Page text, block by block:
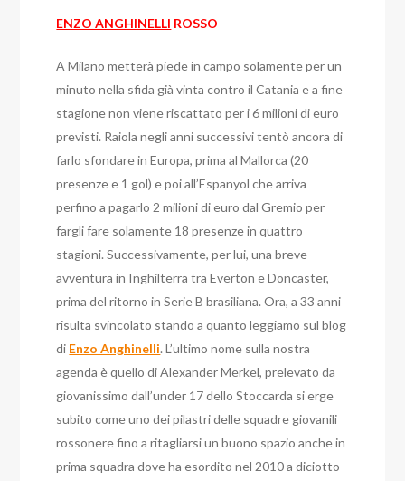
ENZO ANGHINELLI ROSSO
A Milano metterà piede in campo solamente per un
minuto nella sfida già vinta contro il Catania e a fine
stagione non viene riscattato per i 6 milioni di euro
previsti. Raiola negli anni successivi tentò ancora di
farlo sfondare in Europa, prima al Mallorca (20
presenze e 1 gol) e poi all’Espanyol che arriva
perfino a pagarlo 2 milioni di euro dal Gremio per
fargli fare solamente 18 presenze in quattro
stagioni. Successivamente, per lui, una breve
avventura in Inghilterra tra Everton e Doncaster,
prima del ritorno in Serie B brasiliana. Ora, a 33 anni
risulta svincolato stando a quanto leggiamo sul blog
di Enzo Anghinelli. L’ultimo nome sulla nostra
agenda è quello di Alexander Merkel, prelevato da
giovanissimo dall’under 17 dello Stoccarda si erge
subito come uno dei pilastri delle squadre giovanili
rossonere fino a ritagliarsi un buono spazio anche in
prima squadra dove ha esordito nel 2010 a diciotto